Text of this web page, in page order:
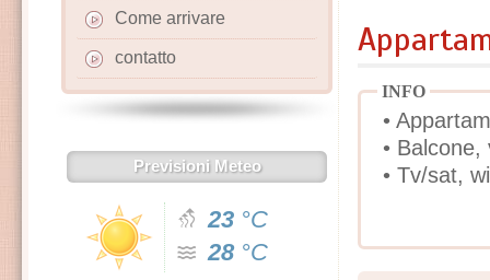
Come arrivare
contatto
Previsioni Meteo
23 °C
28°C
INFO
•
•
• Tv/sat,